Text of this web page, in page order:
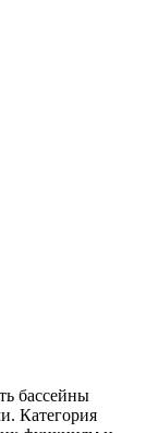
бассейны
Категория